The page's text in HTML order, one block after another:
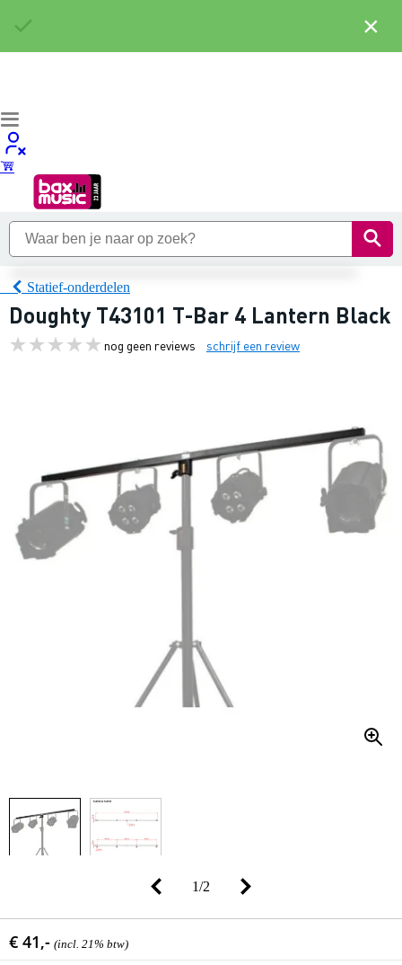
Statief-onderdelen
Doughty T43101 T-Bar 4 Lantern Black
nog geen reviews schrijf een review
1/2
€ 41,- (incl. 21% btw)
×